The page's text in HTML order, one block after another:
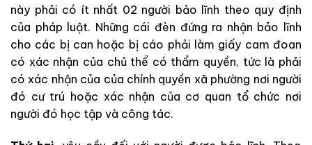
này phải có ít nhất 02 người bảo lĩnh theo quy định
của pháp luật. Những cái đèn đứng ra nhận bảo lĩnh
cho các bị can hoặc bị cáo phải làm giấy cam đoan
có xác nhận của chủ thể có thẩm quyền, tức là phải
có xác nhận của của chính quyền xã phường nơi người
đó cư trú hoặc xác nhận của cơ quan tổ chức nơi
người đó học tập và công tác.